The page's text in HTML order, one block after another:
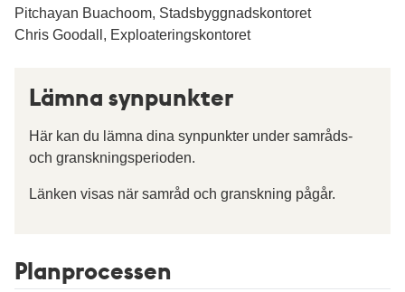
Pitchayan Buachoom, Stadsbyggnadskontoret
Chris Goodall, Exploateringskontoret
Lämna synpunkter
Här kan du lämna dina synpunkter under samråds-
och granskningsperioden.
Länken visas när samråd och granskning pågår.
Planprocessen